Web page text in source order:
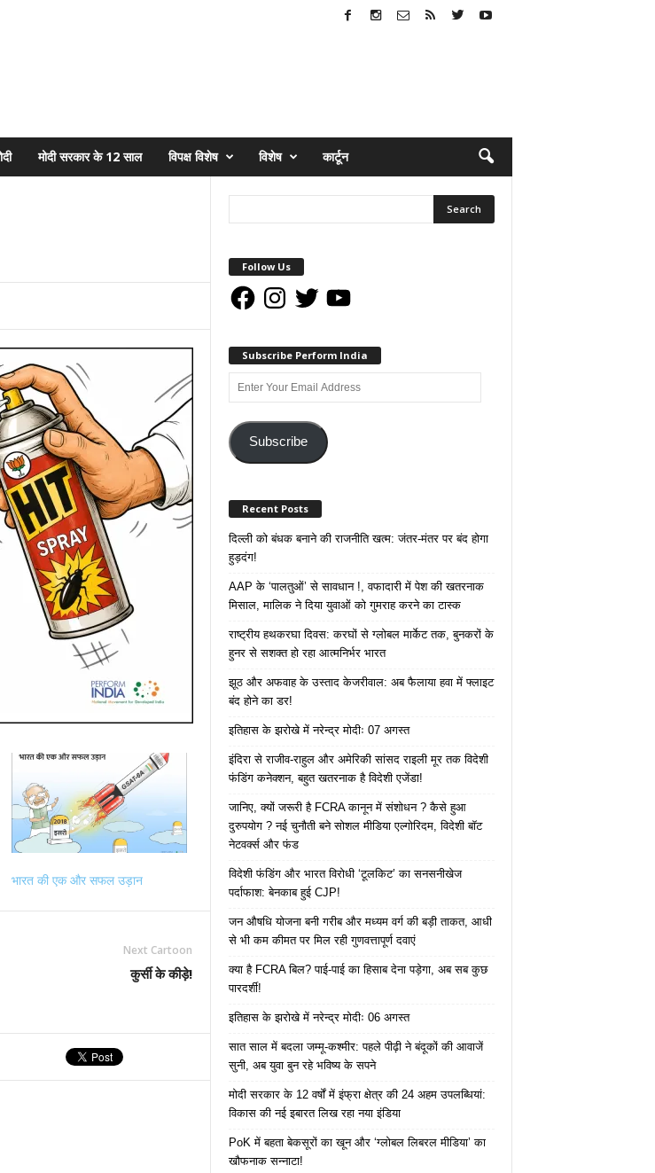
मोदी सरकार के 12 साल विपक्ष विशेष विशेष कार्टून
भारत की एक और सफल उड़ान
Next Cartoon
कुर्सी के कीड़े!
Follow Us
FacebookInstagram
Twitter YouTube
Subscribe Perform India
Enter
Your
AddressSubscribe
Recent Posts
दिल्ली को बंधक बनाने की राजनीति खत्म: जंतर-मंतर पर बंद होगा
हुड़दंग!
AAP के ‘पालतुओं’ से सावधान !, वफादारी में पेश की खतरनाक
मिसाल, मालिक ने दिया युवाओं को गुमराह करने का टास्क
राष्ट्रीय हथकरघा दिवस: करघों से ग्लोबल मार्केट तक, बुनकरों के
हुनर से सशक्त हो रहा आत्मनिर्भर भारत
झूठ और अफवाह के उस्ताद केजरीवाल: अब फैलाया हवा में फ्लाइट
बंद होने का डर!
इतिहास के झरोखे में नरेन्द्र मोदीः 07 अगस्त
इंदिरा से राजीव-राहुल और अमेरिकी सांसद राइली मूर तक विदेशी
फंडिंग कनेक्शन, बहुत खतरनाक है विदेशी एजेंडा!
जानिए, क्यों जरूरी है FCRA कानून में संशोधन ? कैसे हुआ
दुरुपयोग ? नई चुनौती बने सोशल मीडिया एल्गोरिदम, विदेशी बॉट
नेटवर्क्स और फंड
विदेशी फंडिंग और भारत विरोधी ‘टूलकिट’ का सनसनीखेज
पर्दाफाश: बेनकाब हुई CJP!
जन औषधि योजना बनी गरीब और मध्यम वर्ग की बड़ी ताकत, आधी
से भी कम कीमत पर मिल रही गुणवत्तापूर्ण दवाएं
क्या है FCRA बिल? पाई-पाई का हिसाब देना पड़ेगा, अब सब कुछ
पारदर्शी!
इतिहास के झरोखे में नरेन्द्र मोदीः 06 अगस्त
सात साल में बदला जम्मू-कश्मीर: पहले पीढ़ी ने बंदूकों की आवाजें
सुनी, अब युवा बुन रहे भविष्य के सपने
मोदी सरकार के 12 वर्षों में इंफ्रा क्षेत्र की 24 अहम उपलब्धियां:
विकास की नई इबारत लिख रहा नया इंडिया
PoK में बहता बेकसूरों का खून और ‘ग्लोबल लिबरल मीडिया’ का
खौफनाक सन्नाटा!